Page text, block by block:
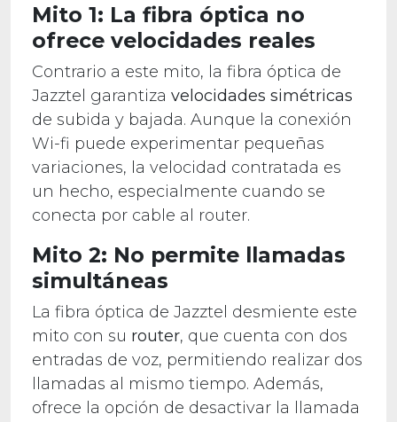
Mito 1: La fibra óptica no
ofrece velocidades reales
Contrario a este mito, la fibra óptica de
Jazztel garantiza velocidades simétricas
de subida y bajada. Aunque la conexión
Wi-fi puede experimentar pequeñas
variaciones, la velocidad contratada es
un hecho, especialmente cuando se
conecta por cable al router.
Mito 2: No permite llamadas
simultáneas
La fibra óptica de Jazztel desmiente este
mito con su router, que cuenta con dos
entradas de voz, permitiendo realizar dos
llamadas al mismo tiempo. Además,
ofrece la opción de desactivar la llamada